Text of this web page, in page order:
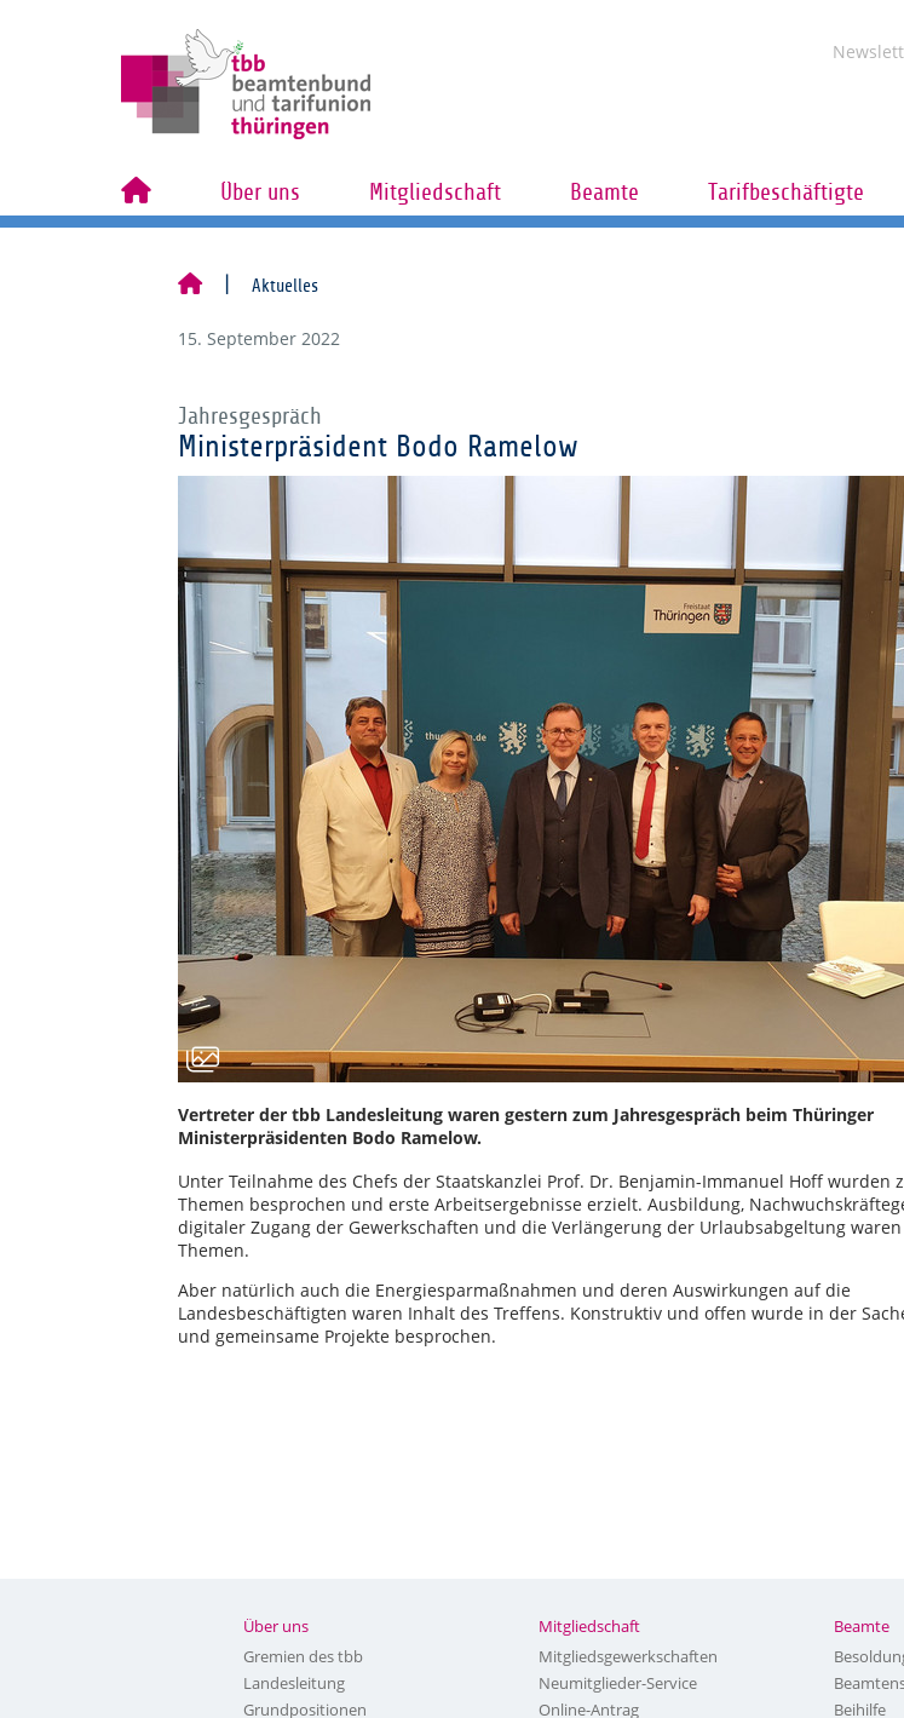
Über uns Mitgliedschaft Beamte Tarifbeschäftigte
Aktuelles
15. September 2022
Jahresgespräch
Ministerpräsident Bodo Ramelow
Vertreter der tbb Landesleitung waren gestern zum Jahresgespräch beim Thüringer
Ministerpräsidenten Bodo Ramelow.
Unter Teilnahme des Chefs der Staatskanzlei Prof. Dr. Benjamin-Immanuel Hoff wurden
Themen besprochen und erste Arbeitsergebnisse erzielt. Ausbildung,
digitaler Zugang der Gewerkschaften und die Verlängerung der Urlaubsabgeltung
Themen.
Aber natürlich auch die Energiesparmaßnahmen und deren Auswirkungen auf die
Landesbeschäftigten waren Inhalt des Treffens. Konstruktiv und offen wurde in der
und gemeinsame Projekte besprochen.
Über uns
Gremien des tbb
Landesleitung
Grundpositionen
Mitgliedschaft
Mitgliedsgewerkschaften
Neumitglieder-Service
Online-Antrag
Beamte
Beihilfe